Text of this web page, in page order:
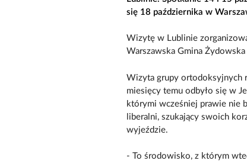
się 18 października w
Wizytę w Lublinie
Warszawska Gmina
Wizyta grupy ortodoksyjnych
miesięcy temu odbyło się w
którymi wcześniej prawie nie
liberalni, szukający swoich
wyjeździe.
- To środowisko, z którym